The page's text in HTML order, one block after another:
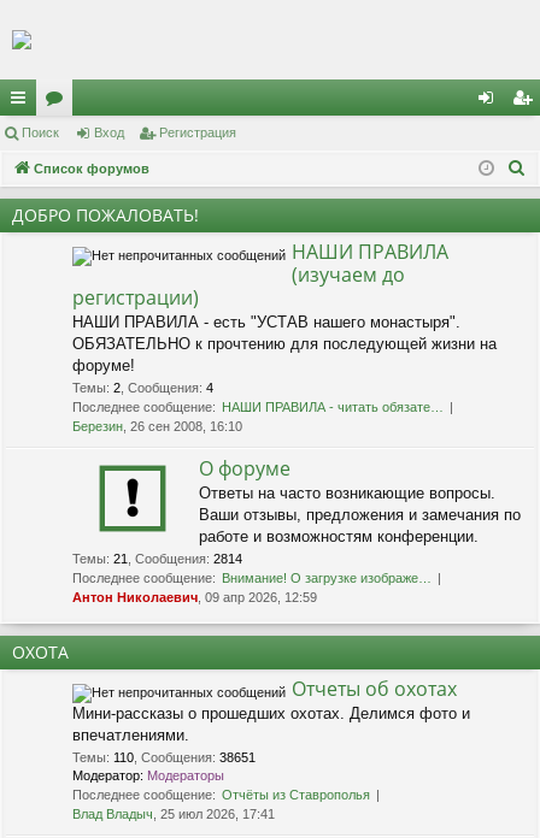
Регистрация
с
ы
лк
ор
ум
ы
д ис
Поиск Вход Регистрация
Список форумов
ДОБРО ПОЖАЛОВАТЬ!
НАШИ ПРАВИЛА
(изучаем до
регистрации)
НАШИ ПРАВИЛА - есть "УСТАВ нашего монастыря".
ОБЯЗАТЕЛЬНО к прочтению для последующей жизни на
форуме!
Темы: 2 Сообщения: 4
Последнее сообщение: НАШИ ПРАВИЛА - читать обязате…
Березин , 26 сен 2008, 16:10
О форуме
Ответы на часто возникающие вопросы.
Ваши отзывы, предложения и замечания по
работе и возможностям конференции.
Темы: 21 Сообщения: 2814
Последнее сообщение: Внимание! О загрузке изображе…
Антон Николаевич , 09 апр 2026, 12:59
ОХОТА
Отчеты об охотах
Мини-рассказы о прошедших охотах. Делимся фото и
впечатлениями.
Темы: 110 Сообщения: 38651
Модератор: Модераторы
Последнее сообщение: Отчёты из Ставрополья
Влад Владыч , 25 июл 2026, 17:41